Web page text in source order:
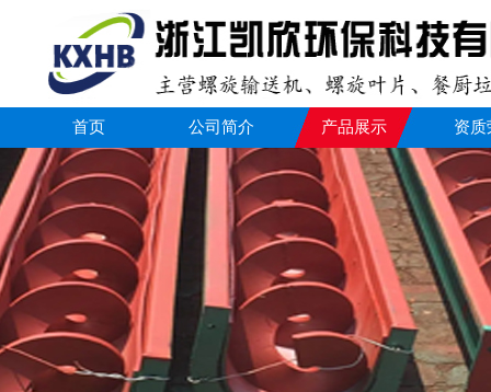
首页 公司简介 产品展示 资质